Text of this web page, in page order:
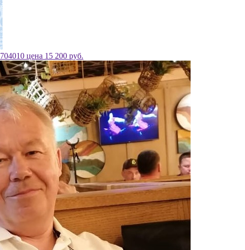
цена 15 200 руб.